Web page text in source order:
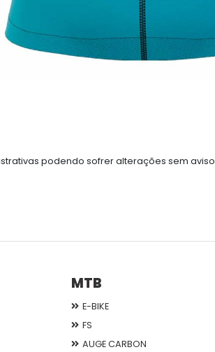
podendo sofrer alterações sem
MTB
E-BIKE
FS
AUGE CARBON